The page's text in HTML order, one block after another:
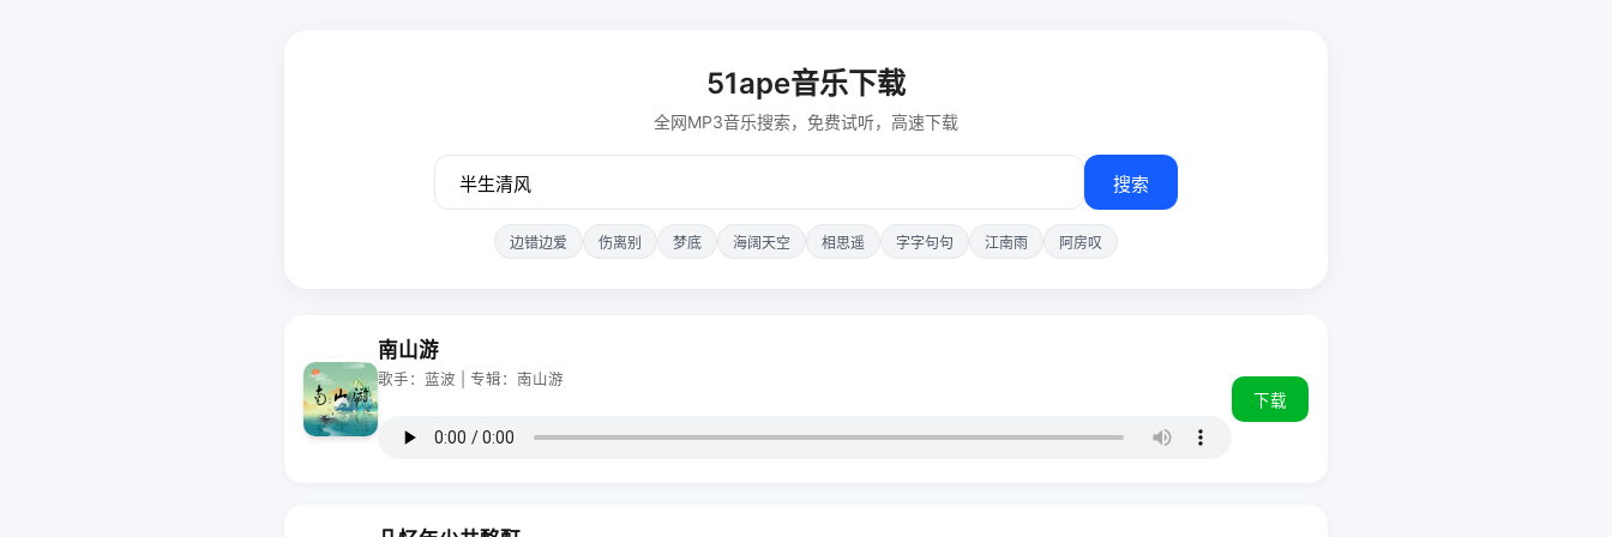
51ape音乐下载
全网MP3音乐搜索，免费试听，高速下载
搜索
边错边爱 伤离别 梦底 海阔天空 相思遥 字字句句 江南雨 阿房叹
南山游
歌手：蓝波 | 专辑：南山游
下载